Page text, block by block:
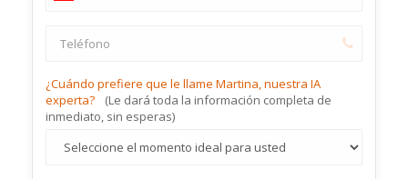
¿Cuándo prefiere que le llame Martina, nuestra IA
experta?
(Le dará toda la información completa de
inmediato, sin esperas)